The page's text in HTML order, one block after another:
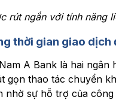
rút ngắn với tính năng
thời gian giao
A Bank là hai
gọn thao tác chuyển
nhờ sự hỗ trợ của